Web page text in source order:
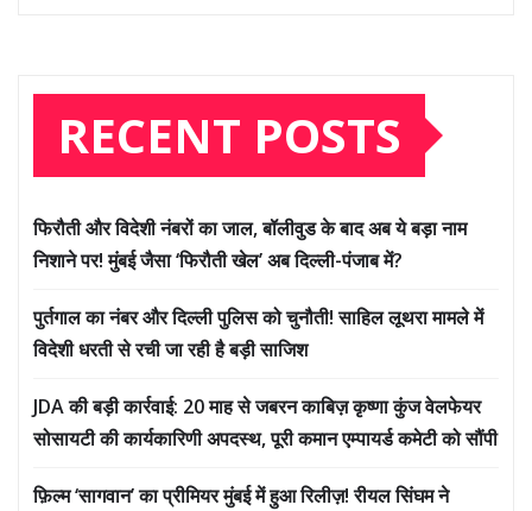
RECENT POSTS
फिरौती और विदेशी नंबरों का जाल, बॉलीवुड के बाद अब ये बड़ा नाम
निशाने पर! मुंबई जैसा ‘फिरौती खेल’ अब दिल्ली-पंजाब में?
पुर्तगाल का नंबर और दिल्ली पुलिस को चुनौती! साहिल लूथरा मामले में
विदेशी धरती से रची जा रही है बड़ी साजिश
JDA की बड़ी कार्रवाई: 20 माह से जबरन काबिज़ कृष्णा कुंज वेलफेयर
सोसायटी की कार्यकारिणी अपदस्थ, पूरी कमान एम्पायर्ड कमेटी को सौंपी
फ़िल्म ‘सागवान’ का प्रीमियर मुंबई में हुआ रिलीज़! रीयल सिंघम ने